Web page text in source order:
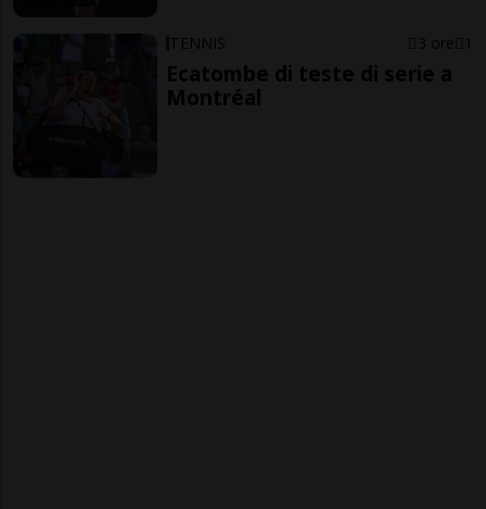
TENNIS 3 ore 1
Ecatombe di teste di serie a
Montréal